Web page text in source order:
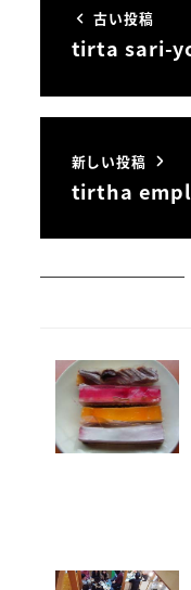
古い投稿
tirta sari-
新しい投稿
tirtha